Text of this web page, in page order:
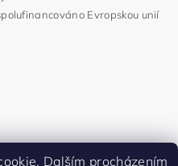
Evropskou unií
Dalším procházením